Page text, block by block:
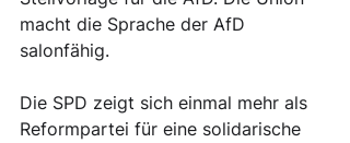
macht die Sprache der AfD
salonfähig.
Die SPD zeigt sich einmal mehr als
Reformpartei für eine solidarische